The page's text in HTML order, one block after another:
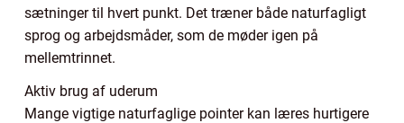
sætninger til hvert punkt. Det træner både naturfagligt
sprog og arbejdsmåder, som de møder igen på
mellemtrinnet.
Aktiv brug af uderum
Mange vigtige naturfaglige pointer kan læres hurtigere